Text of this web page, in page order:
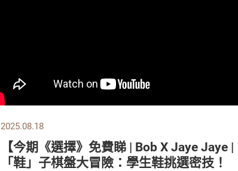
2025.08.18
【今期《選擇》免費睇 | Bob X Jaye Jaye |
「鞋」子棋盤大冒險：學生鞋挑選密技！